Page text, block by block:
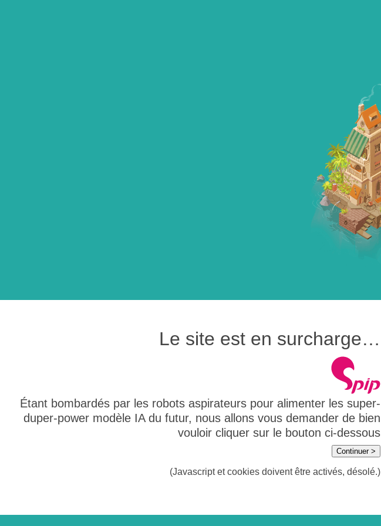
Le site est en surcharge…
Étant bombardés par les robots aspirateurs pour alimenter les super-
duper-power modèle IA du futur, nous allons vous demander de bien
vouloir cliquer sur le bouton ci-dessous
Continuer >
(Javascript et cookies doivent être activés, désolé.)